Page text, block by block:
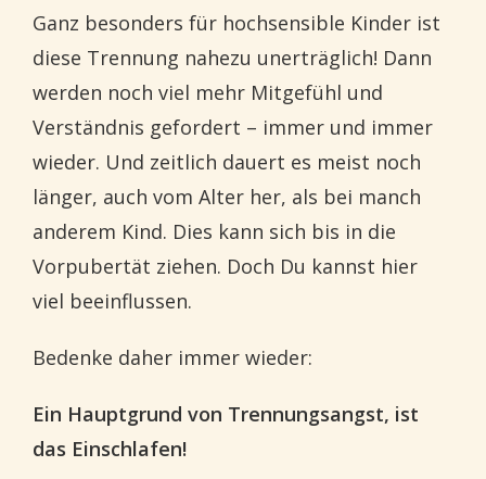
Ganz besonders für hochsensible Kinder ist
diese Trennung nahezu unerträglich! Dann
werden noch viel mehr Mitgefühl und
Verständnis gefordert – immer und immer
wieder. Und zeitlich dauert es meist noch
länger, auch vom Alter her, als bei manch
anderem Kind. Dies kann sich bis in die
Vorpubertät ziehen. Doch Du kannst hier
viel beeinflussen.
Bedenke daher immer wieder:
Ein Hauptgrund von Trennungsangst, ist
das Einschlafen!